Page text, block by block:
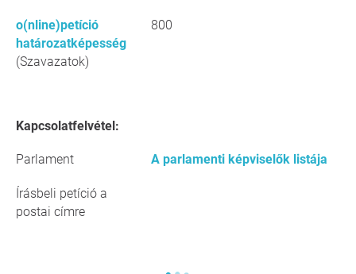
o(nline)petíció
határozatképesség
(Szavazatok)
800
Kapcsolatfelvétel:
Parlament A parlamenti képviselők listája
Írásbeli petíció a
postai címre